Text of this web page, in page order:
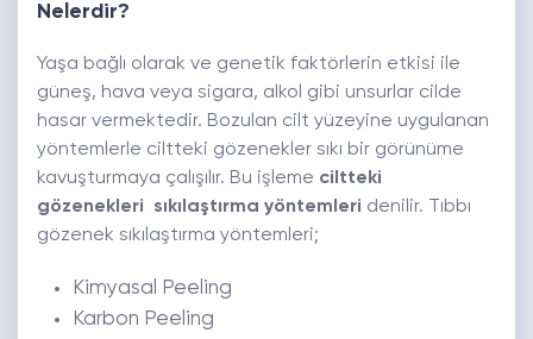
Nelerdir?
Yaşa bağlı olarak ve genetik faktörlerin etkisi ile
güneş, hava veya sigara, alkol gibi unsurlar cilde
hasar vermektedir. Bozulan cilt yüzeyine uygulanan
yöntemlerle ciltteki gözenekler sıkı bir görünüme
kavuşturmaya çalışılır. Bu işleme ciltteki
gözenekleri sıkılaştırma yöntemleri denilir. Tıbbı
gözenek sıkılaştırma yöntemleri;
Kimyasal Peeling
Karbon Peeling